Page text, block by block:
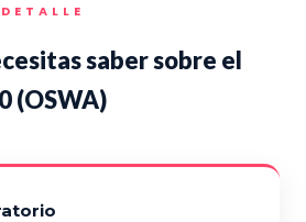
saber sobre el
(OSWA)